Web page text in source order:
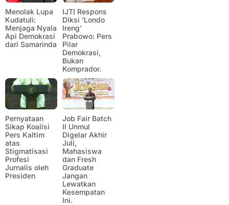
Menolak Lupa
Kudatuli:
Menjaga Nyala
Api Demokrasi
dari Samarinda
IJTI Respons
Diksi ‘Londo
Ireng’
Prabowo: Pers
Pilar
Demokrasi,
Bukan
Komprador.
Pernyataan
Sikap Koalisi
Pers Kaltim
atas
Stigmatisasi
Profesi
Jurnalis oleh
Presiden
Job Fair Batch
II Unmul
Digelar Akhir
Juli,
Mahasiswa
dan Fresh
Graduate
Jangan
Lewatkan
Kesempatan
Ini.